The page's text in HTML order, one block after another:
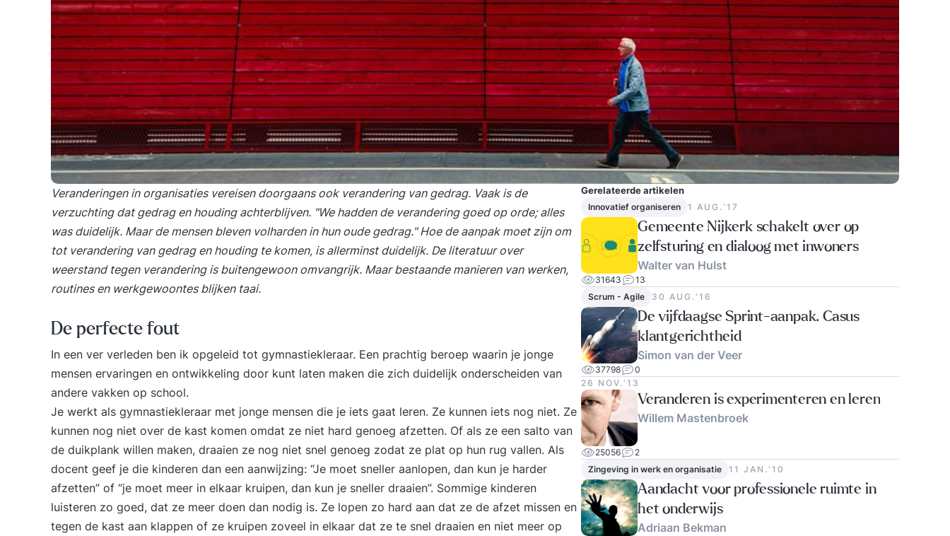
Veranderingen in organisaties vereisen doorgaans ook verandering van gedrag. Vaak is de
verzuchting dat gedrag en houding achterblijven. "We hadden de verandering goed op orde; alles
was duidelijk. Maar de mensen bleven volharden in hun oude gedrag." Hoe de aanpak moet zijn om
tot verandering van gedrag en houding te komen, is allerminst duidelijk. De literatuur over
weerstand tegen verandering is buitengewoon omvangrijk. Maar bestaande manieren van werken,
routines en werkgewoontes blijken taai.
De perfecte fout
In een ver verleden ben ik opgeleid tot gymnastiekleraar. Een prachtig beroep waarin je jonge
mensen ervaringen en ontwikkeling door kunt laten maken die zich duidelijk onderscheiden van
andere vakken op school.
Je werkt als gymnastiekleraar met jonge mensen die je iets gaat leren. Ze kunnen iets nog niet. Ze
kunnen nog niet over de kast komen omdat ze niet hard genoeg afzetten. Of als ze een salto van
de duikplank willen maken, draaien ze nog niet snel genoeg zodat ze plat op hun rug vallen. Als
docent geef je die kinderen dan een aanwijzing: “Je moet sneller aanlopen, dan kun je harder
afzetten” of “je moet meer in elkaar kruipen, dan kun je sneller draaien”. Sommige kinderen
luisteren zo goed, dat ze meer doen dan nodig is. Ze lopen zo hard aan dat ze de afzet missen en
tegen de kast aan klappen of ze kruipen zoveel in elkaar dat ze te snel draaien en niet meer op
Gerelateerde artikelen
Innovatief organiseren 1 AUG.‘17
Gemeente Nijkerk schakelt over op
zelfsturing en dialoog met inwoners
Walter van Hulst
31643
13
Scrum - Agile
30 AUG.‘16
De vijfdaagse Sprint-aanpak. Casus
klantgerichtheid
Simon van der Veer
37798
0
26 NOV.‘13
Veranderen is experimenteren en leren
Willem Mastenbroek
25056
2
Zingeving in werk en organisatie
11 JAN.‘10
Aandacht voor professionele ruimte in
het onderwijs
Adriaan Bekman